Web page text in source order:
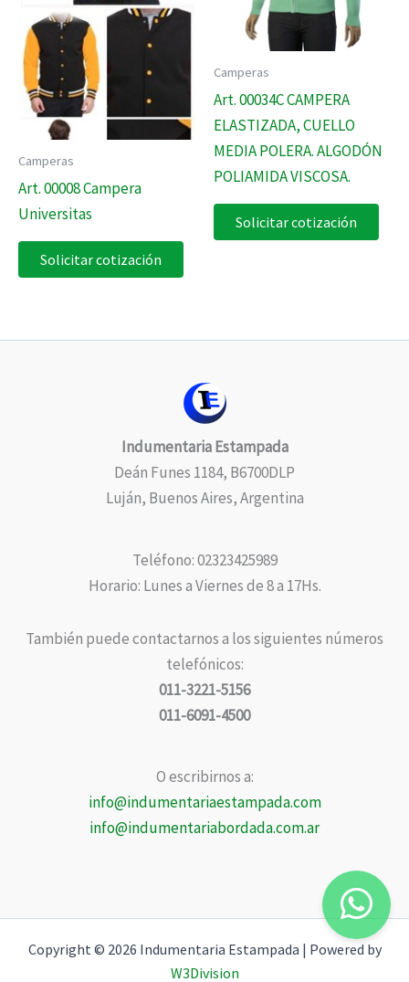
Camperas
Art. 00008 Campera
Universitas
Solicitar cotización
Camperas
Art. 00034C CAMPERA
ELASTIZADA, CUELLO
MEDIA POLERA. ALGODÓN
POLIAMIDA VISCOSA.
Solicitar cotización
Indumentaria Estampada
Deán Funes 1184, B6700DLP
Luján, Buenos Aires, Argentina
Teléfono: 02323425989
Horario: Lunes a Viernes de 8 a 17Hs.
También puede contactarnos a los siguientes números
telefónicos:
011-3221-5156
011-6091-4500
O escribirnos a:
info@indumentariaestampada.com
info@indumentariabordada.com.ar
Copyright © 2026 Indumentaria Estampada | Powered by
W3Division